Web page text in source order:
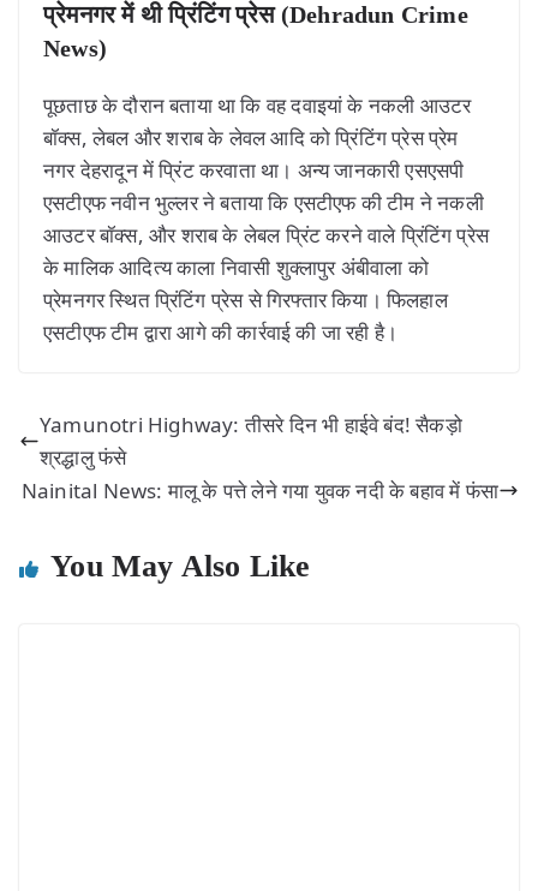
प्रेमनगर में थी प्रिंटिंग प्रेस (Dehradun Crime
News)
पूछताछ के दौरान बताया था कि वह दवाइयां के नकली आउटर
बॉक्स, लेबल और शराब के लेवल आदि को प्रिंटिंग प्रेस प्रेम
नगर देहरादून में प्रिंट करवाता था। अन्य जानकारी एसएसपी
एसटीएफ नवीन भुल्लर ने बताया कि एसटीएफ की टीम ने नकली
आउटर बॉक्स, और शराब के लेबल प्रिंट करने वाले प्रिंटिंग प्रेस
के मालिक आदित्य काला निवासी शुक्लापुर अंबीवाला को
प्रेमनगर स्थित प्रिंटिंग प्रेस से गिरफ्तार किया। फिलहाल
एसटीएफ टीम द्वारा आगे की कार्रवाई की जा रही है।
Yamunotri Highway: तीसरे दिन भी हाईवे बंद! सैकड़ो
श्रद्धालु फंसे
Nainital News: मालू के पत्ते लेने गया युवक नदी के बहाव में फंसा
You May Also Like